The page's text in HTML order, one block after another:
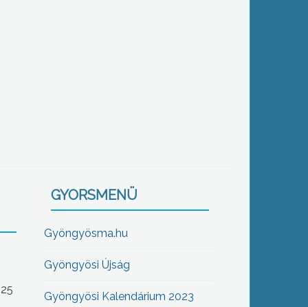
GYORSMENÜ
Gyöngyösma.hu
Gyöngyösi Újság
Gyöngyösi Kalendárium 2023